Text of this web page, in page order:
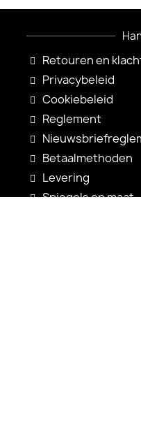
Retouren en
Privacybeleid
Cookiebeleid
Reglement
Betaalmethoden
Levering
Spiegels op maat